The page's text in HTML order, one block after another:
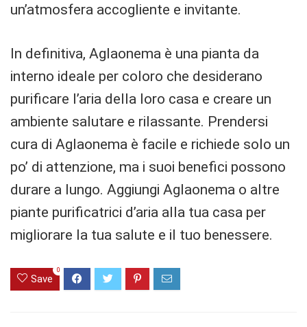
un’atmosfera accogliente e invitante.
In definitiva, Aglaonema è una pianta da
interno ideale per coloro che desiderano
purificare l’aria della loro casa e creare un
ambiente salutare e rilassante. Prendersi
cura di Aglaonema è facile e richiede solo un
po’ di attenzione, ma i suoi benefici possono
durare a lungo. Aggiungi Aglaonema o altre
piante purificatrici d’aria alla tua casa per
migliorare la tua salute e il tuo benessere.
Save
0